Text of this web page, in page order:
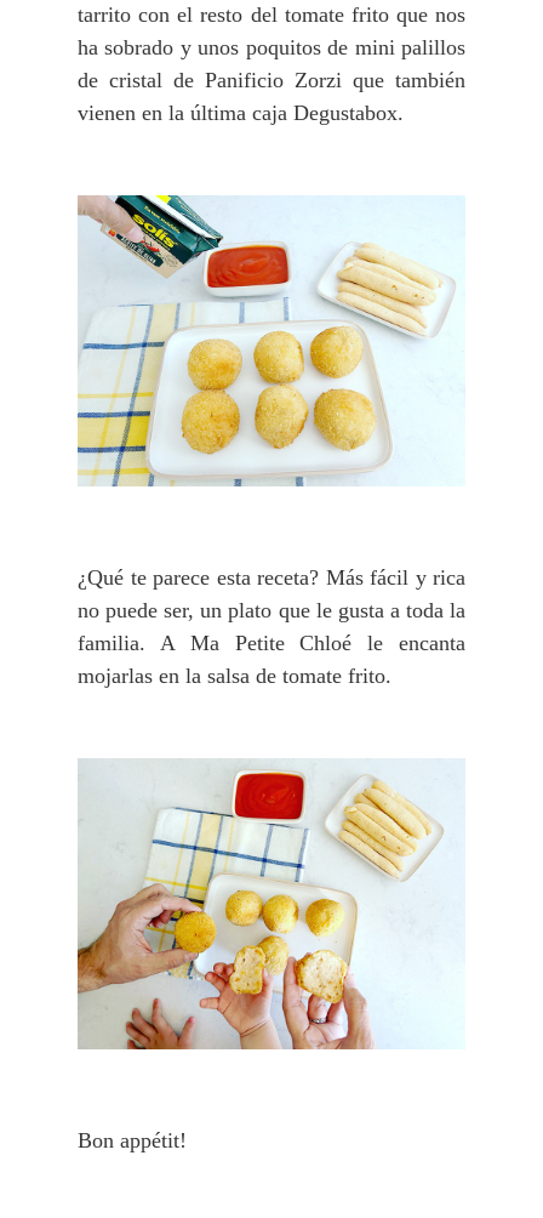
tarrito con el resto del tomate frito que nos
ha sobrado y unos poquitos de mini palillos
de cristal de Panificio Zorzi que también
vienen en la última caja Degustabox.
¿Qué te parece esta receta? Más fácil y rica
no puede ser, un plato que le gusta a toda la
familia. A Ma Petite Chloé le encanta
mojarlas en la salsa de tomate frito.
Bon appétit!